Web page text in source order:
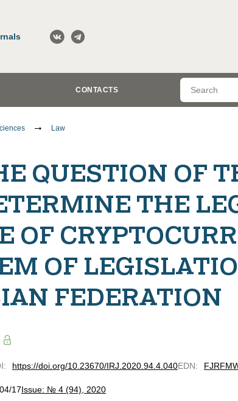
CONTACTS
Law
QUESTION OF
THE
OF
OF
FEDERATION
: https://doi.org/10.23670/IRJ.2020.94.4.040EDN:
17Issue: № 4 (94), 2020